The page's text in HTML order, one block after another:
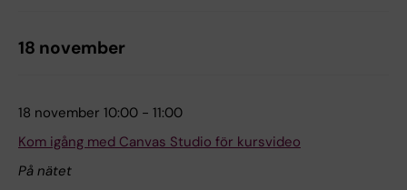
18 november
18 november 10:00 - 11:00
Kom igång med Canvas Studio för kursvideo
På nätet